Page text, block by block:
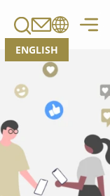
ENGLISH